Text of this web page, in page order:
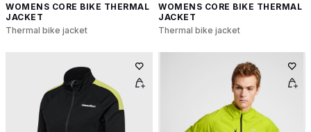
WOMENS CORE BIKE THERMAL
JACKET
Thermal bike jacket
WOMENS CORE BIKE THERMAL
JACKET
Thermal bike jacket